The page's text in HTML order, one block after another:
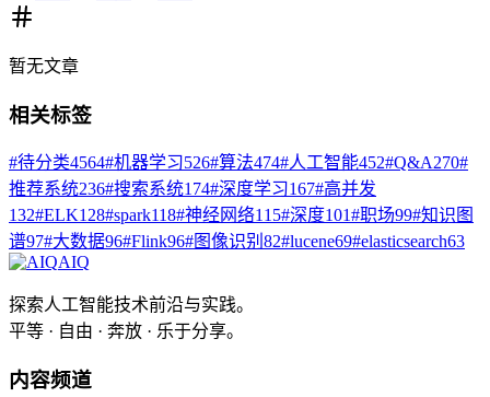
暂无文章
相关标签
#待分类4564#机器学习526#算法474#人工智能452#Q&A270#
推荐系统236#搜索系统174#深度学习167#高并发
132#ELK128#spark118#神经网络115#深度101#职场99#知识图
谱97#大数据96#Flink96#图像识别 82#lucene69#elasticsearch63
AIQ
探索人工智能技术前沿与实践。
平等 · 自由 · 奔放 · 乐于分享。
内容频道